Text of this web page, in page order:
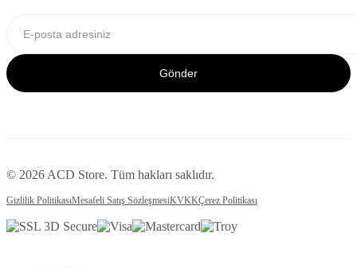
Gönder
© 2026 ACD Store. Tüm hakları saklıdır.
Gizlilik PolitikasıMesafeli Satış SözleşmesiKVKKÇerez Politikası